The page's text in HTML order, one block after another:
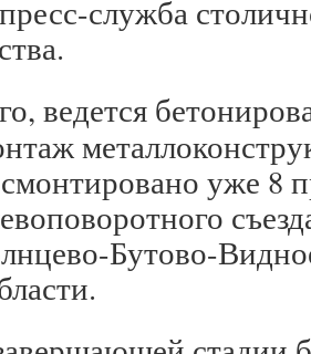
служба
ведется
уже 8
Бутово-